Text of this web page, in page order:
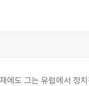
도 그는 유럽에서 정